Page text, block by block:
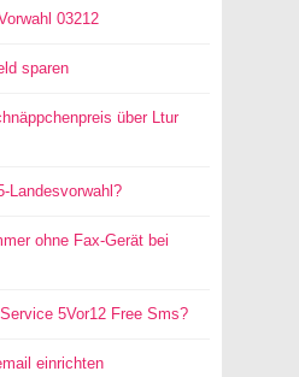
03212
sparen
über Ltur
Landesvorwahl?
ohne Fax-Gerät bei
5Vor12 Free Sms?
einrichten